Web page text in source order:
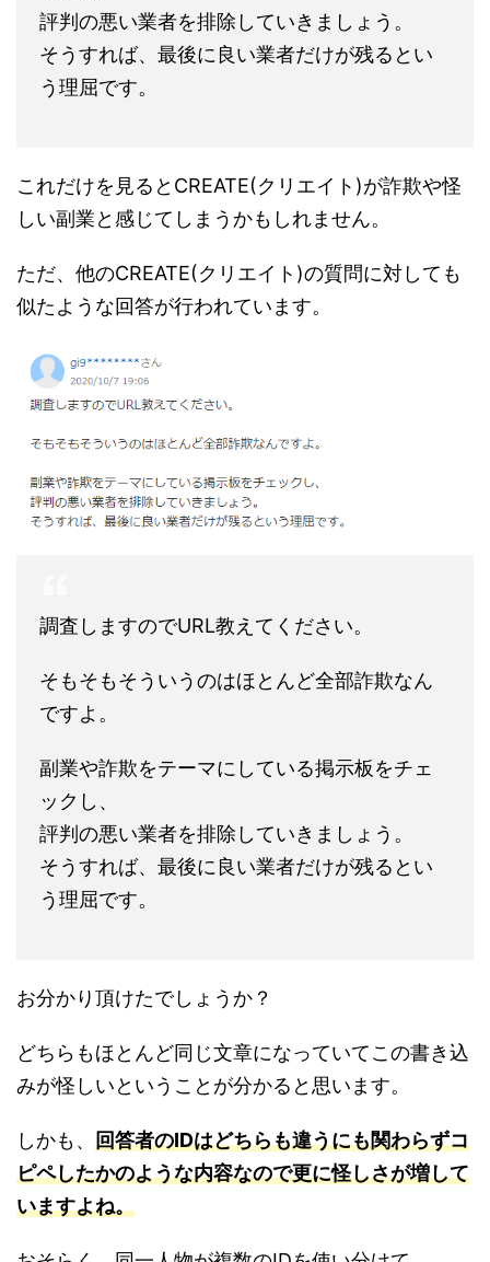
評判の悪い業者を排除していきましょう。
そうすれば、最後に良い業者だけが残るとい
う理屈です。
これだけを見るとCREATE(クリエイト)が詐欺や怪
しい副業と感じてしまうかもしれません。
ただ、他のCREATE(クリエイト)の質問に対しても
似たような回答が行われています。
調査しますのでURL教えてください。
そもそもそういうのはほとんど全部詐欺なん
ですよ。
副業や詐欺をテーマにしている掲示板をチェ
ックし、
評判の悪い業者を排除していきましょう。
そうすれば、最後に良い業者だけが残るとい
う理屈です。
お分かり頂けたでしょうか？
どちらもほとんど同じ文章になっていてこの書き込
みが怪しいということが分かると思います。
しかも、 回答者のIDはどちらも違うにも関わらずコ
ピペしたかのような内容なので更に怪しさが増して
いますよね。